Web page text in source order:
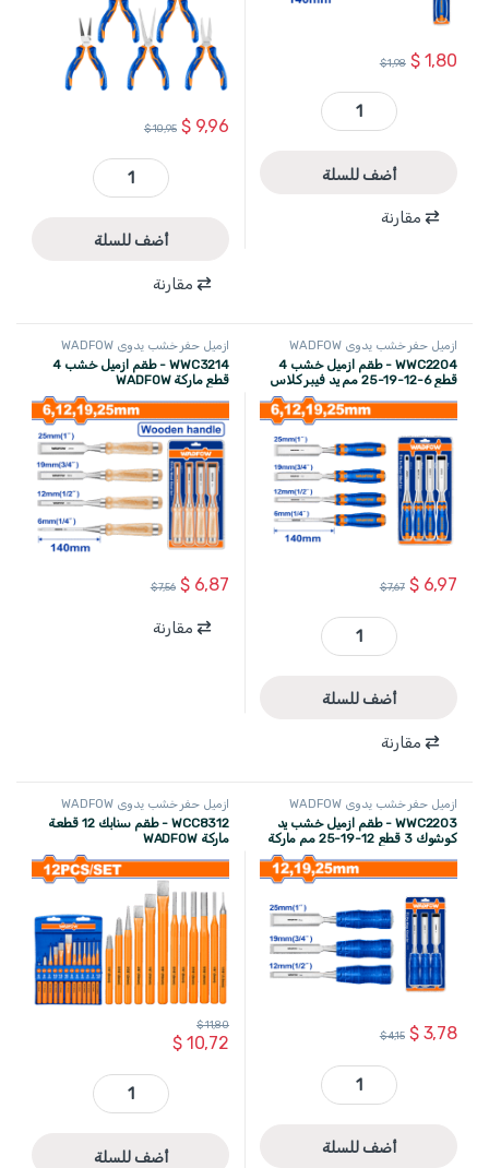
$1,80
$1,98
WWC1209 - ازميل خشب عرض 9 مم طول 140مم WADFOW quantity
أضف للسلة
مقارنة
$9,96
$10,95
WPS1618 - طقم 8 قطع بانسات و قطاعات الكترونية ماركة WADFOW quantity
أضف للسلة
مقارنة
ازميل حفر خشب يدوي WADFOW
WWC2204 - طقم ازميل خشب 4
قطع 6-12-19-25 مم يد فيبر كلاس
$6,97
$7,67
WWC2204 - طقم ازميل خشب 4 قطع 6-12-19-25 مم يد فيبر كلاس ماركة WADFOW quantity
أضف للسلة
مقارنة
ازميل حفر خشب يدوي WADFOW
WWC3214 - طقم ازميل خشب 4
قطع ماركة WADFOW
$6,87
$7,56
مقارنة
ازميل حفر خشب يدوي WADFOW
WWC2203 - طقم ازميل خشب يد
كوشوك 3 قطع 12-19-25 مم ماركة
$3,78
$4,15
WWC2203 - طقم ازميل خشب يد كوشوك 3 قطع 12-19-25 مم ماركة WADFOW quantity
أضف للسلة
ازميل حفر خشب يدوي WADFOW
WCC8312 - طقم سنابك 12 قطعة
ماركة WADFOW
$10,72
$11,80
WCC8312 - طقم سنابك 12 قطعة ماركة WADFOW quantity
أضف للسلة